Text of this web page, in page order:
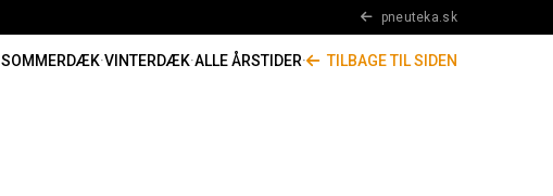
pneuteka.sk
SOMMERDÆK·VINTERDÆK·ALLE ÅRSTIDER· TILBAGE TIL SIDEN